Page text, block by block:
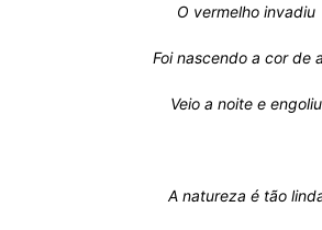
O vermelho invadiu
Foi nascendo a cor de
Veio a noite e engoliu
A natureza é tão